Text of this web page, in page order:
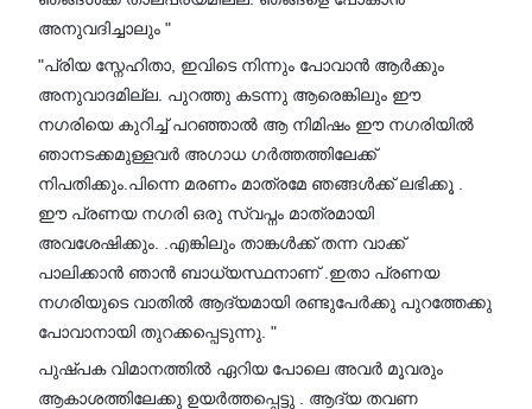
അനുവദിച്ചാലും "
"പ്രിയ സ്നേഹിതാ, ഇവിടെ നിന്നും പോവാൻ ആർക്കും
അനുവാദമില്ല. പുറത്തു കടന്നു ആരെങ്കിലും ഈ
നഗരിയെ കുറിച്ച് പറഞ്ഞാൽ ആ നിമിഷം ഈ നഗരിയിൽ
ഞാനടക്കമുള്ളവർ അഗാധ ഗർത്തത്തിലേക്ക്
നിപതിക്കും.പിന്നെ മരണം മാത്രമേ ഞങ്ങൾക്ക് ലഭിക്കൂ .
ഈ പ്രണയ നഗരി ഒരു സ്വപ്നം മാത്രമായി
അവശേഷിക്കും. .എങ്കിലും താങ്കൾക്ക് തന്ന വാക്ക്
പാലിക്കാൻ ഞാൻ ബാധ്യസ്ഥനാണ് .ഇതാ പ്രണയ
നഗരിയുടെ വാതിൽ ആദ്യമായി രണ്ടുപേർക്കു പുറത്തേക്കു
പോവാനായി തുറക്കപ്പെടുന്നു. "
പുഷ്പക വിമാനത്തിൽ ഏറിയ പോലെ അവർ മൂവരും
ആകാശത്തിലേക്കു ഉയർത്തപ്പെട്ടു . ആദ്യ തവണ